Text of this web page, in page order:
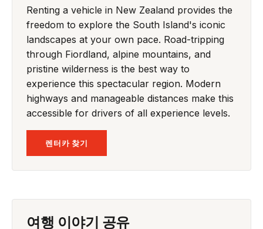
Renting a vehicle in New Zealand provides the
freedom to explore the South Island's iconic
landscapes at your own pace. Road-tripping
through Fiordland, alpine mountains, and
pristine wilderness is the best way to
experience this spectacular region. Modern
highways and manageable distances make this
accessible for drivers of all experience levels.
렌터카 찾기
여행 이야기 공유